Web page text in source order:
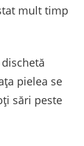
mult timp
pielea se
sări peste